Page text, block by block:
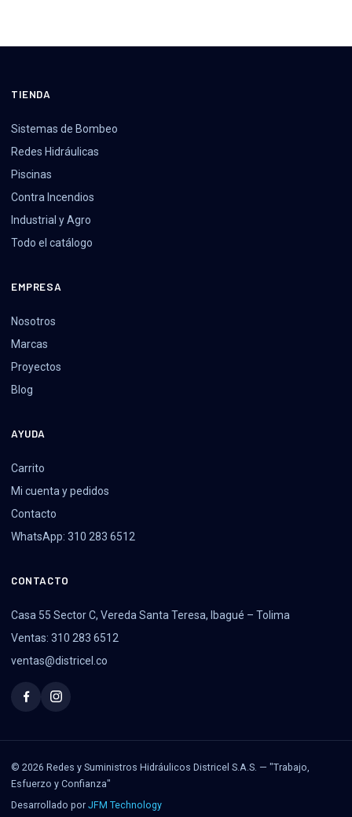
TIENDA
Sistemas de Bombeo
Redes Hidráulicas
Piscinas
Contra Incendios
Industrial y Agro
Todo el catálogo
EMPRESA
Nosotros
Marcas
Proyectos
Blog
AYUDA
Carrito
Mi cuenta y pedidos
Contacto
WhatsApp: 310 283 6512
CONTACTO
Casa 55 Sector C, Vereda Santa Teresa, Ibagué – Tolima
Ventas: 310 283 6512
ventas@districel.co
© 2026 Redes y Suministros Hidráulicos Districel S.A.S. — "Trabajo,
Esfuerzo y Confianza"
Desarrollado por JFM Technology